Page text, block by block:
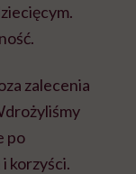
zalecenia
po
korzyści.